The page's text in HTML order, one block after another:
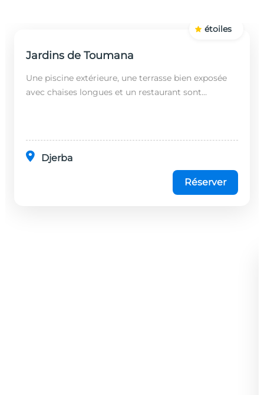
Jardins de Toumana
Une piscine extérieure, une terrasse bien exposée
avec chaises longues et un restaurant sont
Djerba
étoiles
Réserver